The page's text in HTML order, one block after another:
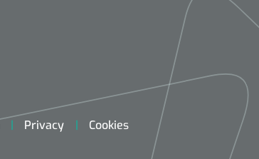
Privacy Cookies